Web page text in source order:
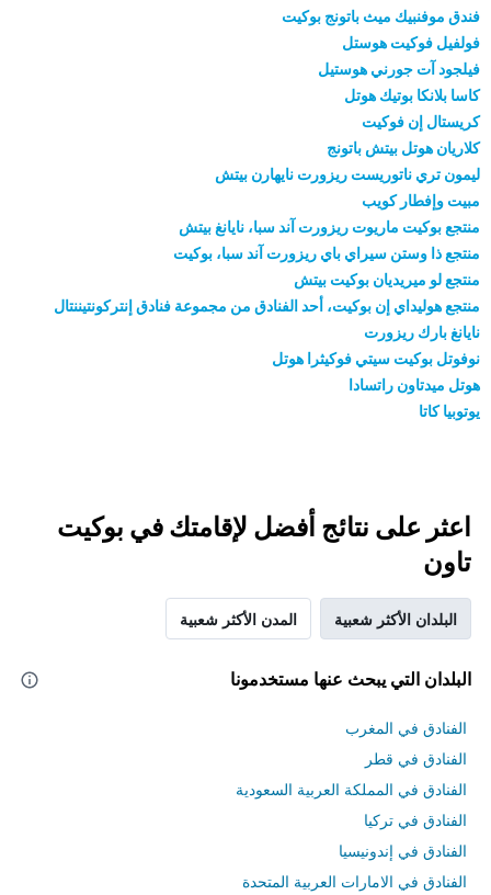
فندق موفنبيك ميث باتونج بوكيت
فولفيل فوكيت هوستل
فيلجود آت جورني هوستيل
كاسا بلانكا بوتيك هوتل
كريستال إن فوكيت
كلاريان هوتل بيتش باتونج
ليمون تري ناتوريست ريزورت نايهارن بيتش
مبيت وإفطار كويب
منتجع بوكيت ماريوت ريزورت آند سبا، نايانغ بيتش
منتجع ذا وستن سيراي باي ريزورت آند سبا، بوكيت
منتجع لو ميريديان بوكيت بيتش
منتجع هوليداي إن بوكيت، أحد الفنادق من مجموعة فنادق إنتركونتيننتال
نايانغ بارك ريزورت
نوفوتل بوكيت سيتي فوكيثرا هوتل
هوتل ميدتاون راتسادا
يوتوبيا كاتا
اعثر على نتائج أفضل لإقامتك في بوكيت
تاون
البلدان الأكثر شعبية المدن الأكثر شعبية
البلدان التي يبحث عنها مستخدمونا
الفنادق في المغرب
الفنادق في قطر
الفنادق في المملكة العربية السعودية
الفنادق في تركيا
الفنادق في إندونيسيا
الفنادق في الامارات العربية المتحدة